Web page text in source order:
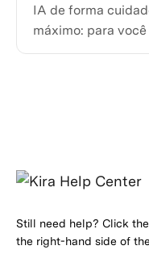
IA de forma
máximo: para
Still need help? Click
the right-hand side of